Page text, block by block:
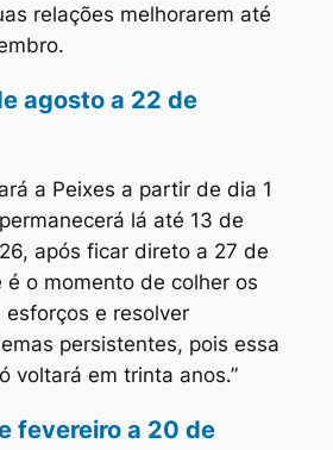
relações melhorarem até
agosto a 22 de
a Peixes a partir de dia 1
lá até 13 de
após ficar direto a 27 de
é o momento de colher os
e resolver
persistentes, pois essa
voltará em trinta anos.”
fevereiro a 20 de